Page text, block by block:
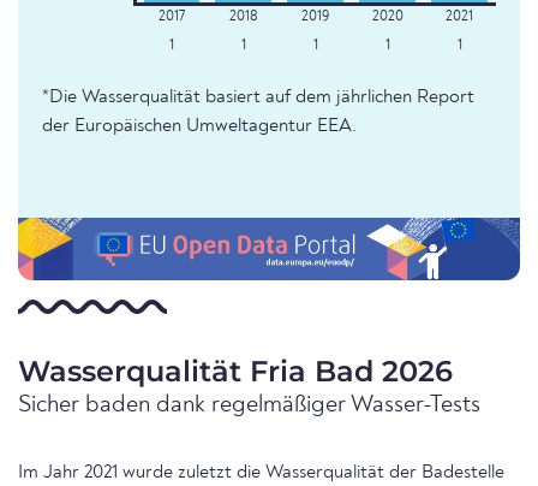
1 1 1 1 1
*Die Wasserqualität basiert auf dem jährlichen Report
der Europäischen Umweltagentur EEA.
Wasserqualität Fria Bad 2026
Sicher baden dank regelmäßiger Wasser-Tests
Im Jahr 2021 wurde zuletzt die Wasserqualität der Badestelle